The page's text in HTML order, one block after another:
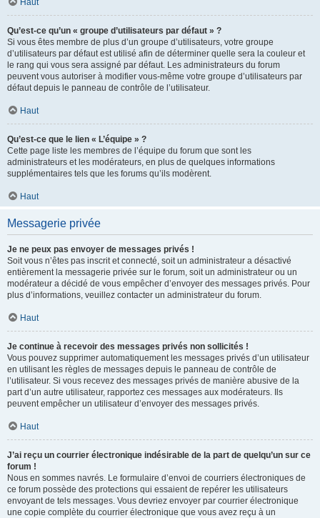
Haut
Qu’est-ce qu’un « groupe d’utilisateurs par défaut » ?
Si vous êtes membre de plus d’un groupe d’utilisateurs, votre groupe
d’utilisateurs par défaut est utilisé afin de déterminer quelle sera la couleur et
le rang qui vous sera assigné par défaut. Les administrateurs du forum
peuvent vous autoriser à modifier vous-même votre groupe d’utilisateurs par
défaut depuis le panneau de contrôle de l’utilisateur.
Haut
Qu’est-ce que le lien « L’équipe » ?
Cette page liste les membres de l’équipe du forum que sont les
administrateurs et les modérateurs, en plus de quelques informations
supplémentaires tels que les forums qu’ils modèrent.
Haut
Messagerie privée
Je ne peux pas envoyer de messages privés !
Soit vous n’êtes pas inscrit et connecté, soit un administrateur a désactivé
entièrement la messagerie privée sur le forum, soit un administrateur ou un
modérateur a décidé de vous empêcher d’envoyer des messages privés. Pour
plus d’informations, veuillez contacter un administrateur du forum.
Haut
Je continue à recevoir des messages privés non sollicités !
Vous pouvez supprimer automatiquement les messages privés d’un utilisateur
en utilisant les règles de messages depuis le panneau de contrôle de
l’utilisateur. Si vous recevez des messages privés de manière abusive de la
part d’un autre utilisateur, rapportez ces messages aux modérateurs. Ils
peuvent empêcher un utilisateur d’envoyer des messages privés.
Haut
J’ai reçu un courrier électronique indésirable de la part de quelqu’un sur ce
forum !
Nous en sommes navrés. Le formulaire d’envoi de courriers électroniques de
ce forum possède des protections qui essaient de repérer les utilisateurs
envoyant de tels messages. Vous devriez envoyer par courrier électronique
une copie complète du courrier électronique que vous avez reçu à un